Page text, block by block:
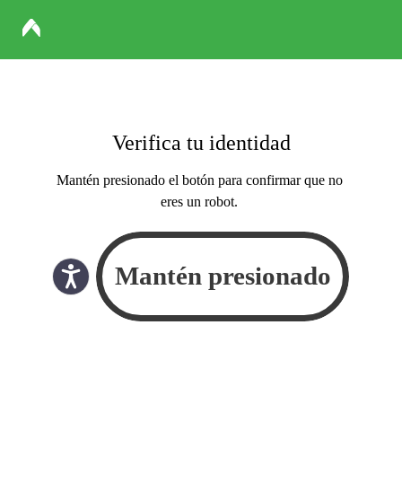
Verifica tu identidad
Mantén presionado el botón para confirmar que no
eres un robot.